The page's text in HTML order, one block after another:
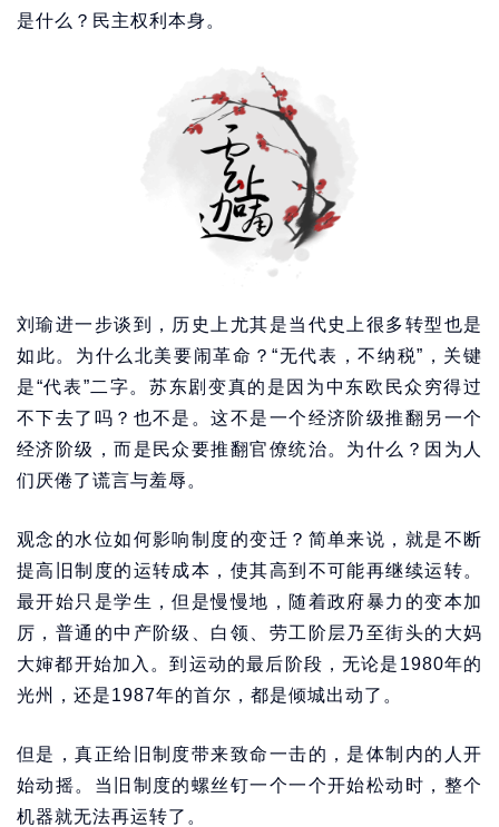
是什么？民主权利本身。
刘瑜进一步谈到，历史上尤其是当代史上很多转型也是
如此。为什么北美要闹革命？“无代表，不纳税”，关键
是“代表”二字。苏东剧变真的是因为中东欧民众穷得过
不下去了吗？也不是。这不是一个经济阶级推翻另一个
经济阶级，而是民众要推翻官僚统治。为什么？因为人
们厌倦了谎言与羞辱。
观念的水位如何影响制度的变迁？简单来说，就是不断
提高旧制度的运转成本，使其高到不可能再继续运转。
最开始只是学生，但是慢慢地，随着政府暴力的变本加
厉，普通的中产阶级、白领、劳工阶层乃至街头的大妈
大婶都开始加入。到运动的最后阶段，无论是1980年的
光州，还是1987年的首尔，都是倾城出动了。
但是，真正给旧制度带来致命一击的，是体制内的人开
始动摇。当旧制度的螺丝钉一个一个开始松动时，整个
机器就无法再运转了。